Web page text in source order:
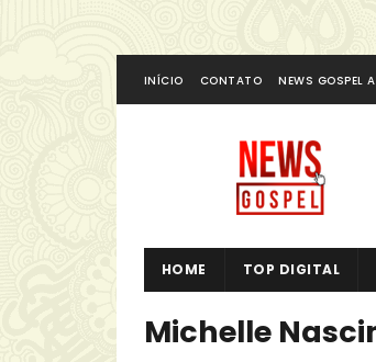
INÍCIO CONTATO NEWS GOSPEL
HOME TOP DIGITAL
Michelle